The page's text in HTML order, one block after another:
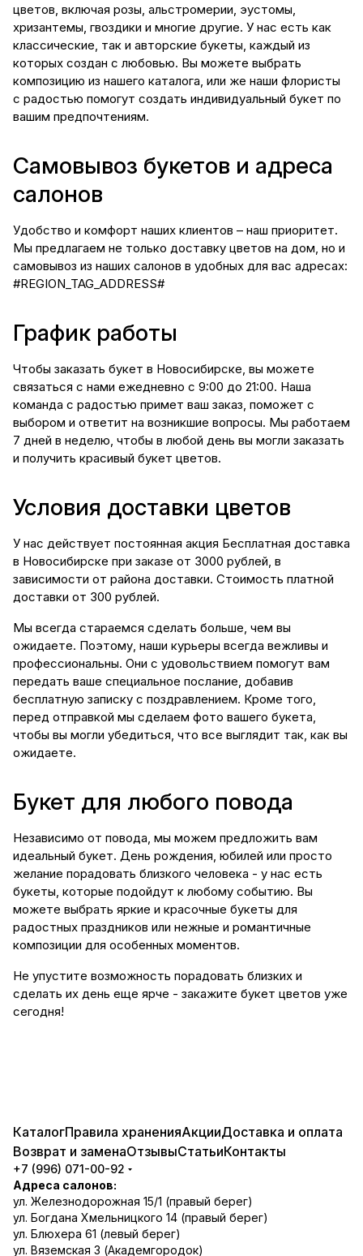
цветов, включая розы, альстромерии, эустомы,
хризантемы, гвоздики и многие другие. У нас есть как
классические, так и авторские букеты, каждый из
которых создан с любовью. Вы можете выбрать
композицию из нашего каталога, или же наши флористы
с радостью помогут создать индивидуальный букет по
вашим предпочтениям.
Самовывоз букетов и адреса
салонов
Удобство и комфорт наших клиентов – наш приоритет.
Мы предлагаем не только доставку цветов на дом, но и
самовывоз из наших салонов в удобных для вас адресах:
#REGION_TAG_ADDRESS#
График работы
Чтобы заказать букет в Новосибирске, вы можете
связаться с нами ежедневно с 9:00 до 21:00. Наша
команда с радостью примет ваш заказ, поможет с
выбором и ответит на возникшие вопросы. Мы работаем
7 дней в неделю, чтобы в любой день вы могли заказать
и получить красивый букет цветов.
Условия доставки цветов
У нас действует постоянная акция Бесплатная доставка
в Новосибирске при заказе от 3000 рублей, в
зависимости от района доставки. Стоимость платной
доставки от 300 рублей.
Мы всегда стараемся сделать больше, чем вы
ожидаете. Поэтому, наши курьеры всегда вежливы и
профессиональны. Они с удовольствием помогут вам
передать ваше специальное послание, добавив
бесплатную записку с поздравлением. Кроме того,
перед отправкой мы сделаем фото вашего букета,
чтобы вы могли убедиться, что все выглядит так, как вы
ожидаете.
Букет для любого повода
Независимо от повода, мы можем предложить вам
идеальный букет. День рождения, юбилей или просто
желание порадовать близкого человека - у нас есть
букеты, которые подойдут к любому событию. Вы
можете выбрать яркие и красочные букеты для
радостных праздников или нежные и романтичные
композиции для особенных моментов.
Не упустите возможность порадовать близких и
сделать их день еще ярче - закажите букет цветов уже
сегодня!
КаталогПравила храненияАкцииДоставка и оплата
Возврат и заменаОтзывыСтатьиКонтакты
+7 (996) 071-00-92
Адреса салонов:
ул. Железнодорожная 15/1 (правый берег)
ул. Богдана Хмельницкого 14 (правый берег)
ул. Блюхера 61 (левый берег)
ул. Вяземская 3 (Академгородок)